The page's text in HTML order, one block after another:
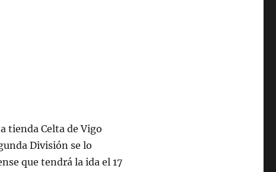
tienda Celta de Vigo
División se lo
que tendrá la ida el 17